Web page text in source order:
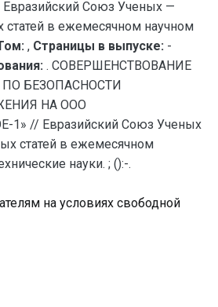
Евразийский Союз Ученых —
статей в ежемесячном научном
, Страницы в выпуске: -
. СОВЕРШЕНСТВОВАНИЕ
БЕЗОПАСНОСТИ
НА ООО
// Евразийский Союз Ученых
статей в ежемесячном
науки. ; ():-.
на условиях свободной